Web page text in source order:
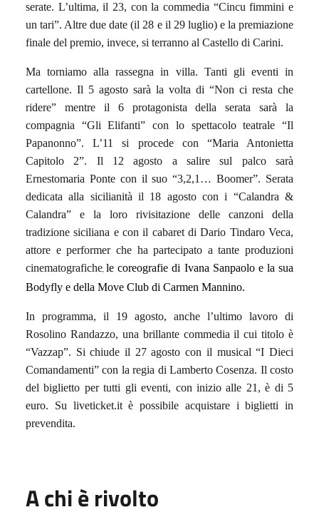
serate. L’ultima, il 23, con la commedia “Cincu fimmini e
un tari”. Altre due date (il 28 e il 29 luglio) e la premiazione
finale del premio, invece, si terranno al Castello di Carini.
Ma torniamo alla rassegna in villa. Tanti gli eventi in
cartellone. Il 5 agosto sarà la volta di “Non ci resta che
ridere” mentre il 6 protagonista della serata sarà la
compagnia “Gli Elifanti” con lo spettacolo teatrale “Il
Papanonno”. L’11 si procede con “Maria Antonietta
Capitolo 2”. Il 12 agosto a salire sul palco sarà
Ernestomaria Ponte con il suo “3,2,1… Boomer”. Serata
dedicata alla sicilianità il 18 agosto con i “Calandra &
Calandra” e la loro rivisitazione delle canzoni della
tradizione siciliana e con il cabaret di Dario Tindaro Veca,
attore e performer che ha partecipato a tante produzioni
cinematografiche,le coreografie di Ivana Sanpaolo e la sua
Bodyfly e della Move Club di Carmen Mannino.
In programma, il 19 agosto, anche l’ultimo lavoro di
Rosolino Randazzo, una brillante commedia il cui titolo è
“Vazzap”. Si chiude il 27 agosto con il musical “I Dieci
Comandamenti” con la regia di Lamberto Cosenza. Il costo
del biglietto per tutti gli eventi, con inizio alle 21, è di 5
euro. Su liveticket.it è possibile acquistare i biglietti in
prevendita.
A chi è rivolto